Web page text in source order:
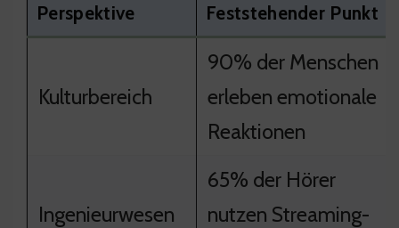
Perspektive Feststehender Punkt
Kulturbereich
90% der Menschen
erleben emotionale
Reaktionen
Ingenieurwesen
65% der Hörer
nutzen Streaming-